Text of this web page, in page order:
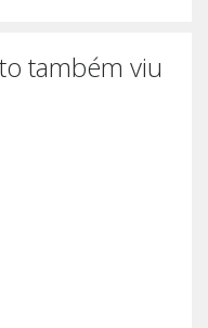
também viu